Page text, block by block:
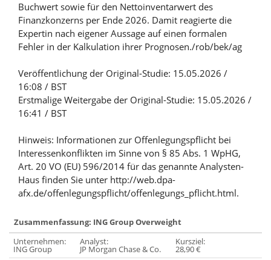
Buchwert sowie für den Nettoinventarwert des
Finanzkonzerns per Ende 2026. Damit reagierte die
Expertin nach eigener Aussage auf einen formalen
Fehler in der Kalkulation ihrer Prognosen./rob/bek/ag
Veröffentlichung der Original-Studie: 15.05.2026 /
16:08 / BST
Erstmalige Weitergabe der Original-Studie: 15.05.2026 /
16:41 / BST
Hinweis: Informationen zur Offenlegungspflicht bei
Interessenkonflikten im Sinne von § 85 Abs. 1 WpHG,
Art. 20 VO (EU) 596/2014 für das genannte Analysten-
Haus finden Sie unter http://web.dpa-
afx.de/offenlegungspflicht/offenlegungs_pflicht.html.
Zusammenfassung: ING Group Overweight
Unternehmen:
ING Group
Analyst:
JP Morgan Chase & Co.
Kursziel:
28,90 €